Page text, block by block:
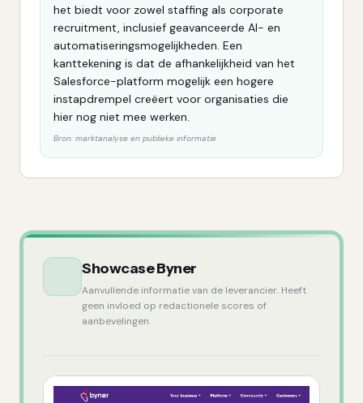
het biedt voor zowel staffing als corporate
recruitment, inclusief geavanceerde AI- en
automatiseringsmogelijkheden. Een
kanttekening is dat de afhankelijkheid van het
Salesforce-platform mogelijk een hogere
instapdrempel creëert voor organisaties die
hier nog niet mee werken.
Bron: marktanalyse en publieke informatie
ShowcaseByner
Aanvullende informatie van de leverancier. Heeft
geen invloed op redactionele scores of
aanbevelingen.